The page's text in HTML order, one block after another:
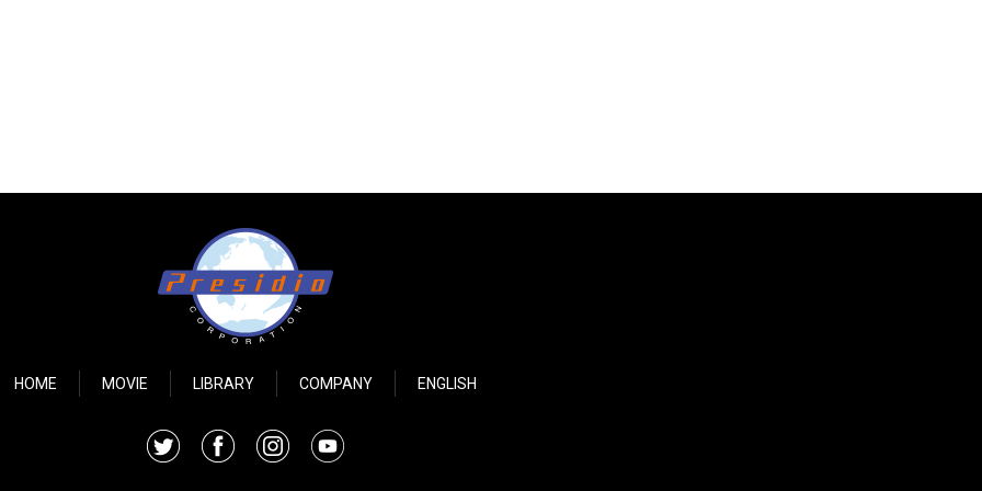
HOME MOVIE LIBRARY COMPANY ENGLISH